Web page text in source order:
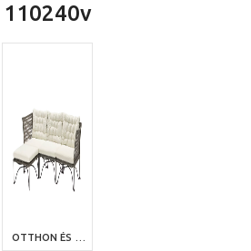
110240v